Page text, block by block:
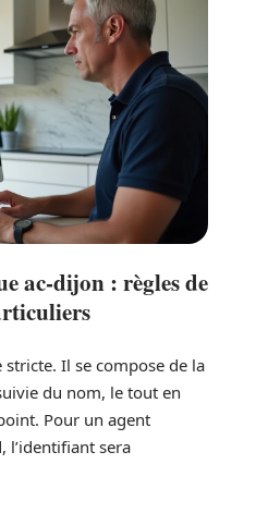
ac-dijon : règles de
Il se compose de la
du nom, le tout en
Pour un agent
l’identifiant sera